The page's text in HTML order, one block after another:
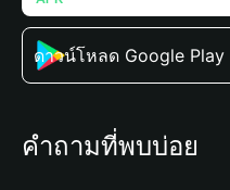
ดาวน์โหลด Google Play
คำถามที่พบบ่อย